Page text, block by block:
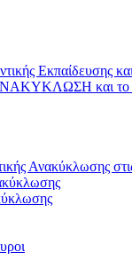
Εκπαίδευσης
και το
Ανακύκλωσης